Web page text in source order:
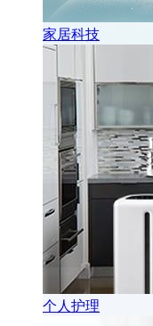
家居科技
个人护理